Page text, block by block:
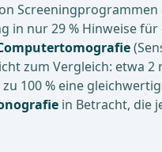
nur 29 % Hinweise
zum Vergleich: etwa 2
100 % eine
in Betracht, die